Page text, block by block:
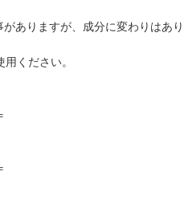
ありますが、成分に変わりはあ
ください。